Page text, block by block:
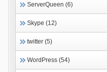
ServerQueen (6)
Skype (12)
twitter (5)
WordPress (54)